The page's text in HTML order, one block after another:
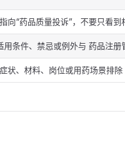
向“药品质量投诉”，不要只看
用条件、禁忌或例外与 药品注册
状、材料、岗位或用药场景排